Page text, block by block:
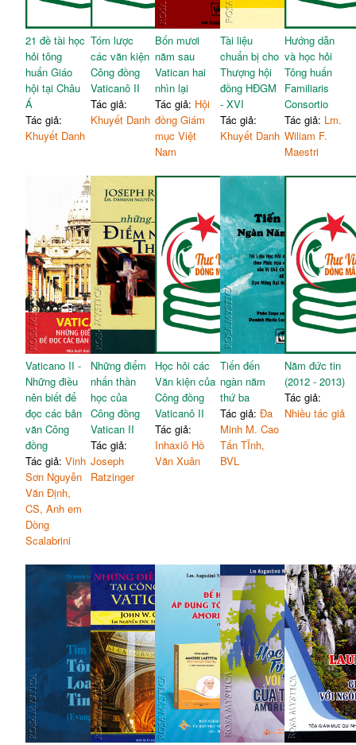
(2023)
21 đề tài học
hỏi tông
huấn Giáo
hội tại Châu
Á
Tác giả:
Khuyết Danh
Tóm lược
các văn kiện
Công đồng
Vaticanô II
Tác giả:
Khuyết Danh
Bốn mươi
năm sau
Vatican hai
nhìn lại
Tác giả: Hội
đồng Giám
mục Việt
Nam
Tài liệu
chuẩn bị cho
Thượng hội
đồng HĐGM
- XVI
Tác giả:
Khuyết Danh
Hướng dẫn
và học hỏi
Tông huấn
Familiaris
Consortio
Tác giả: Lm.
Wiliam F.
Maestri
Vaticano II -
Những điều
nên biết để
đọc các bản
văn Công
đồng
Tác giả:Vinh
Sơn Nguyễn
Văn Định,
CS, Anh em
Dòng
Scalabrini
Những điểm
nhấn thần
học của
Công đồng
Vatican II
Tác giả:
Joseph
Ratzinger
Học hỏi các
Văn kiện của
Công đồng
Vaticanô II
Tác giả:
Inhaxiô Hồ
Văn Xuân
Tiến đến
ngàn năm
thứ ba
Tác giả: Đa
Minh M. Cao
Tấn TĨnh,
BVL
Năm đức tin
(2012 - 2013)
Tác giả:
Nhiều tác giả